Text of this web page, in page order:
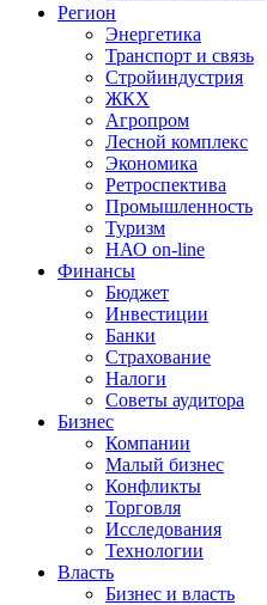
Регион
Энергетика
Транспорт и связь
Стройиндустрия
ЖКХ
Агропром
Лесной комплекс
Экономика
Ретроспектива
Промышленность
Туризм
НАО on-line
Финансы
Бюджет
Инвестиции
Банки
Страхование
Налоги
Советы аудитора
Бизнес
Компании
Малый бизнес
Конфликты
Торговля
Исследования
Технологии
Власть
Бизнес и власть